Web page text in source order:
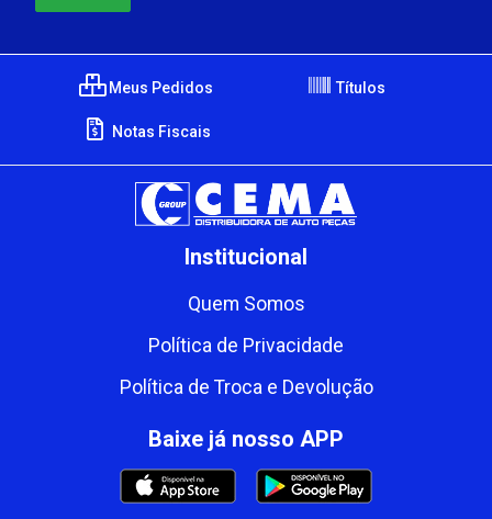
Meus Pedidos Títulos
Notas Fiscais
Institucional
Quem Somos
Política de Privacidade
Política de Troca e Devolução
Baixe já nosso APP